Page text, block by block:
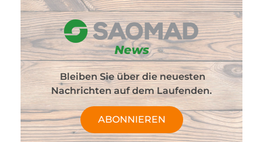
News
Bleiben Sie über die neuesten
Nachrichten auf dem Laufenden.
ABONNIEREN